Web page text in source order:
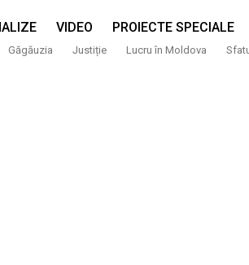
VIDEO PROIECTE SPECIALE
Găgăuzia Justiție Lucru în Moldova